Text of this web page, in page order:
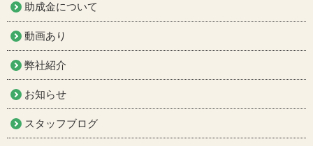
助成金について
動画あり
弊社紹介
お知らせ
スタッフブログ